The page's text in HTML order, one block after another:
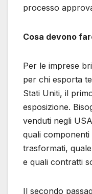
processo
Cosa devono
Per le imprese
per chi esporta
Stati Uniti, il
esposizione.
venduti negli
quali
trasformati,
e quali contratti
Il secondo